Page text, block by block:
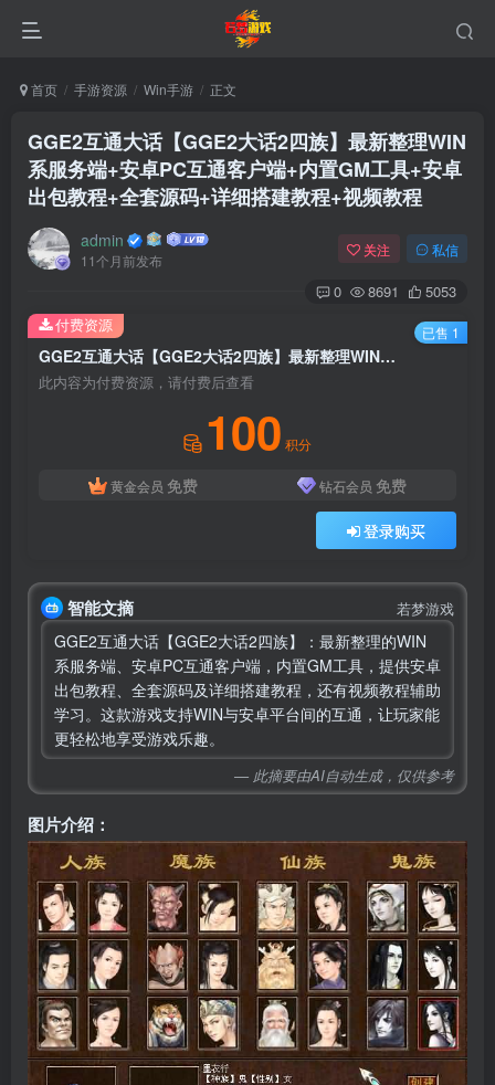
首页 手游资源 Win手游 正文
GGE2互通大话【GGE2大话2四族】最新整理WIN
系服务端+安卓PC互通客户端+内置GM工具+安卓
出包教程+全套源码+详细搭建教程+视频教程
admin
11个月前发布
关注 私信
0 8691 5053
GGE2互通大话【GGE2大话2四族】最新整理WIN系服务端+安卓PC互通客户端+内置GM工具+安卓出包教程+全套源码+详细搭建教程+视频教程
此内容为付费资源，请付费后查看
100 积分
黄金会员 免费 钻石会员 免费
登录购买
付费资源 已售 1
智能文摘 若梦游戏
GGE2互通大话【GGE2大话2四族】：最新整理的WIN
系服务端、安卓PC互通客户端，内置GM工具，提供安卓
出包教程、全套源码及详细搭建教程，还有视频教程辅助
学习。这款游戏支持WIN与安卓平台间的互通，让玩家能
更轻松地享受游戏乐趣。
— 此摘要由AI自动生成，仅供参考
图片介绍：